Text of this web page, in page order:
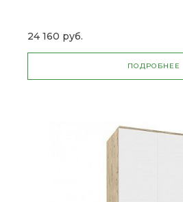
24 160 руб.
ПОДРОБНЕЕ